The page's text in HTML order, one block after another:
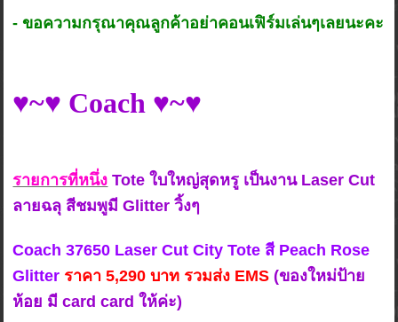
- ขอความกรุณาคุณลูกค้าอย่าคอนเฟิร์มเล่นๆเลยนะคะ
♥~♥ Coach ♥~♥
รายการที่หนึ่ง Tote ใบใหญ่สุดหรู เป็นงาน Laser Cut
ลายฉลุ สีชมพูมี Glitter วิ้งๆ
Coach 37650 Laser Cut City Tote สี Peach Rose
Glitter ราคา 5,290 บาท รวมส่ง EMS(ของใหม่ป้าย
ห้อย มี card card ให้ค่ะ)